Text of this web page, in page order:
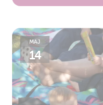
MAJ
14